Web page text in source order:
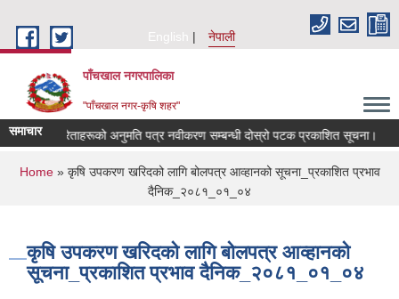
English
नेपाली
पाँचखाल नगरपालिका
"पाँचखाल नगर-कृषि शहर"
समाचार
मल विक्रेताहरूको अनुमति पत्र नवीकरण सम्बन्धी दोस्रो पटक प्रकाशित सूचना।
You are here
Home» कृषि उपकरण खरिदको लागि बोलपत्र आव्हानको सूचना_प्रकाशित प्रभाव
दैनिक_२०८१_०१_०४
कृषि उपकरण खरिदको लागि बोलपत्र आव्हानको
सूचना_प्रकाशित प्रभाव दैनिक_२०८१_०१_०४